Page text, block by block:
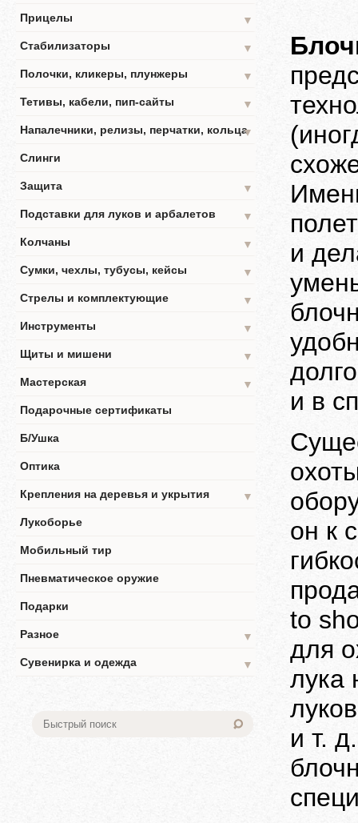
Прицелы
▼
Стабилизаторы
▼
Полочки, кликеры, плунжеры
▼
Тетивы, кабели, пип-сайты
▼
Напалечники, релизы, перчатки, кольца▼
Слинги
Защита
▼
Подставки для луков и арбалетов
▼
Колчаны
▼
Сумки, чехлы, тубусы, кейсы
▼
Стрелы и комплектующие
▼
Инструменты
▼
Щиты и мишени
▼
Мастерская
▼
Подарочные сертификаты
Б/Ушка
Оптика
Крепления на деревья и укрытия
▼
Лукоборье
Мобильный тир
Пневматическое оружие
Подарки
Разное
▼
Сувенирка и одежда
▼
и
и в
он к
to
для
лука
и т. д.